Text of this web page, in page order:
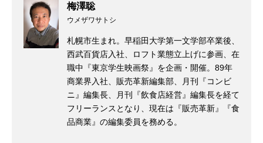
梅澤聡
ウメザワサトシ
札幌市生まれ。早稲田大学第一文学部卒業後、
西武百貨店入社、ロフト業態立上げに参画、在
職中『東京学生映画祭』を企画・開催。89年
商業界入社、販売革新編集部、月刊『コンビ
ニ』編集長、月刊『飲食店経営』編集長を経て
フリーランスとなり、現在は『販売革新』『食
品商業』の編集委員を務める。